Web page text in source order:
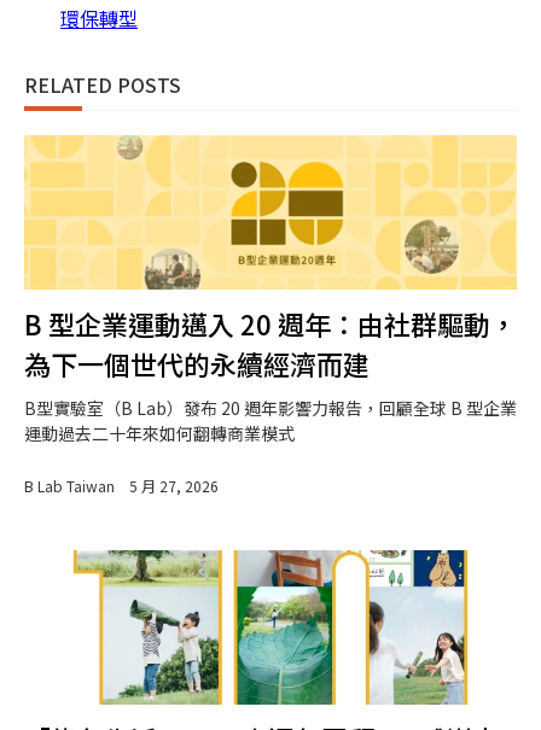
環保轉型
RELATED POSTS
B 型企業運動邁入 20 週年：由社群驅動，
為下一個世代的永續經濟而建
B型實驗室（B Lab）發布 20 週年影響力報告，回顧全球 B 型企業
運動過去二十年來如何翻轉商業模式
B Lab Taiwan 5 月 27, 2026